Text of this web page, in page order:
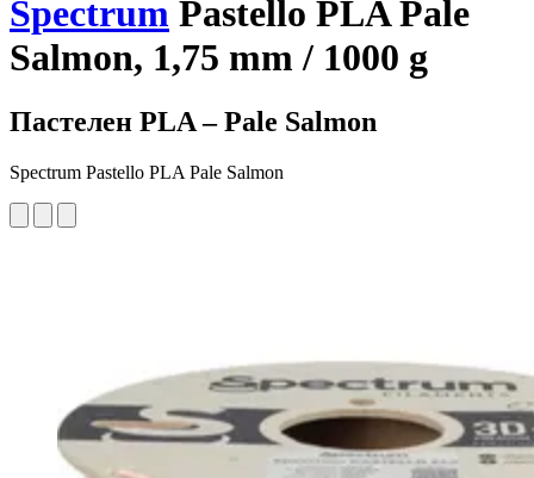
Spectrum Pastello PLA Pale
Salmon, 1,75 mm / 1000 g
Пастелен PLA – Pale Salmon
Spectrum Pastello PLA Pale Salmon